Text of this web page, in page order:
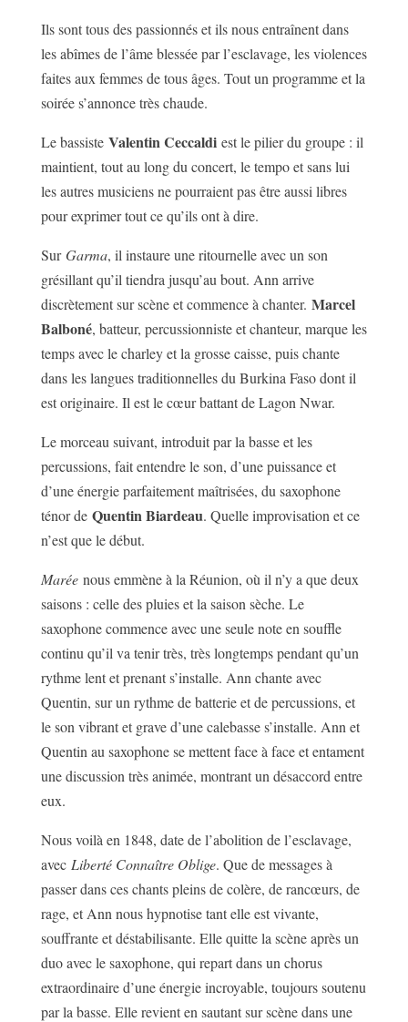
Ils sont tous des passionnés et ils nous entraînent dans
les abîmes de l’âme blessée par l’esclavage, les violences
faites aux femmes de tous âges. Tout un programme et la
soirée s’annonce très chaude.
Le bassiste Valentin Ceccaldiest le pilier du groupe : il
maintient, tout au long du concert, le tempo et sans lui
les autres musiciens ne pourraient pas être aussi libres
pour exprimer tout ce qu’ils ont à dire.
SurGarma, il instaure une ritournelle avec un son
grésillant qu’il tiendra jusqu’au bout. Ann arrive
discrètement sur scène et commence à chanter. Marcel
Balboné, batteur, percussionniste et chanteur, marque les
temps avec le charley et la grosse caisse, puis chante
dans les langues traditionnelles du Burkina Faso dont il
est originaire. Il est le cœur battant de Lagon Nwar.
Le morceau suivant, introduit par la basse et les
percussions, fait entendre le son, d’une puissance et
d’une énergie parfaitement maîtrisées, du saxophone
ténor de Quentin Biardeau. Quelle improvisation et ce
n’est que le début.
Maréenous emmène à la Réunion, où il n’y a que deux
saisons : celle des pluies et la saison sèche. Le
saxophone commence avec une seule note en souffle
continu qu’il va tenir très, très longtemps pendant qu’un
rythme lent et prenant s’installe. Ann chante avec
Quentin, sur un rythme de batterie et de percussions, et
le son vibrant et grave d’une calebasse s’installe. Ann et
Quentin au saxophone se mettent face à face et entament
une discussion très animée, montrant un désaccord entre
eux.
Nous voilà en 1848, date de l’abolition de l’esclavage,
avec Liberté Connaître Oblige. Que de messages à
passer dans ces chants pleins de colère, de rancœurs, de
rage, et Ann nous hypnotise tant elle est vivante,
souffrante et déstabilisante. Elle quitte la scène après un
duo avec le saxophone, qui repart dans un chorus
extraordinaire d’une énergie incroyable, toujours soutenu
par la basse. Elle revient en sautant sur scène dans une